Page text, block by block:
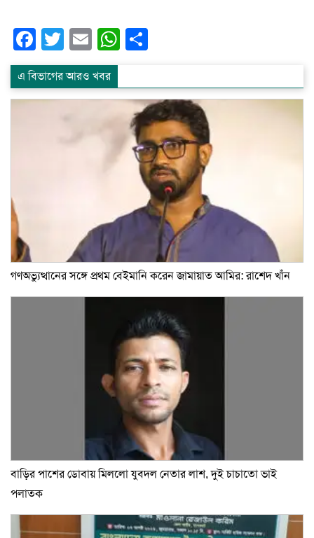
Facebook
Twitter
EmailWhatsApp
এ বিভাগের আরও খবর
গণঅভ্যুত্থানের সঙ্গে প্রথম বেইমানি করেন জামায়াত আমির: রাশেদ খাঁন
বাড়ির পাশের ডোবায় মিললো যুবদল নেতার লাশ, দুই চাচাতো ভাই
পলাতক